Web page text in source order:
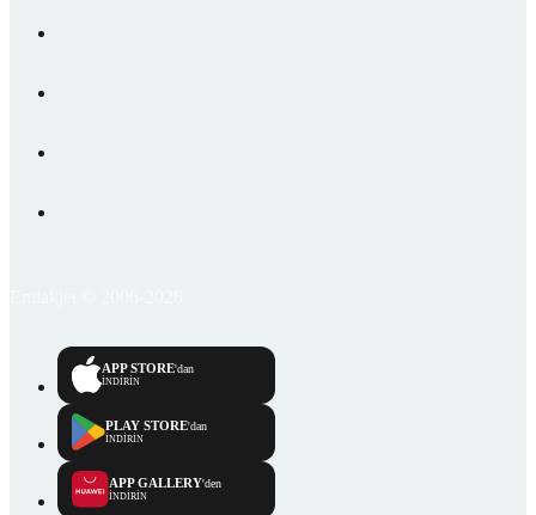
APP STORE'dan
İNDİRİN
PLAY STORE'dan
İNDİRİN
APP GALLERY'den
İNDİRİN